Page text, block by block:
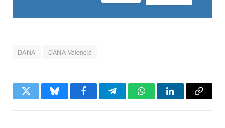
DANA DANA Valencia
Twitter BlueskyFacebookTelegramWhatsAppLinkedInCopy